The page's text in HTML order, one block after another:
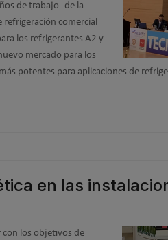
de trabajo- de la
refrigeración comercial
los refrigerantes A2 y
mercado para los
potentes para aplicaciones de
en las
con los objetivos de